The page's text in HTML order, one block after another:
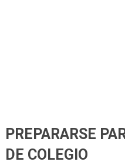
PREPARARSE
DE COLEGIO